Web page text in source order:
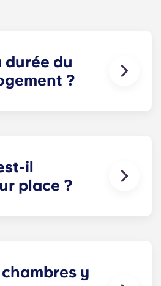
durée du
?
il
place ?
y